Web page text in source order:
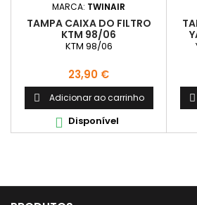
MARCA: TWINAIR
TAMPA CAIXA DO FILTRO
KTM 98/06
KTM 98/06
Preço
23,90 €
 Adicionar ao carrinho
 Disponível
